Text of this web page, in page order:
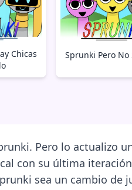
Chicas
Sprunki Pero No
Pero lo actualizo
con su última
sea un cambio de